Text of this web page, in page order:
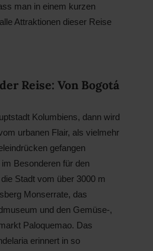
man in einem kurzen
Attraktio­nen dieser Reise
Reise: Von Bogotá
Kolumbiens, dann wird
urbanen Flair, als vielmehr
gefangen
Besonderen für den
Stadt vom über 3000 m
Monserrate, das
und den Gemüse-,
Palo­quemao. Das
erinnert in so